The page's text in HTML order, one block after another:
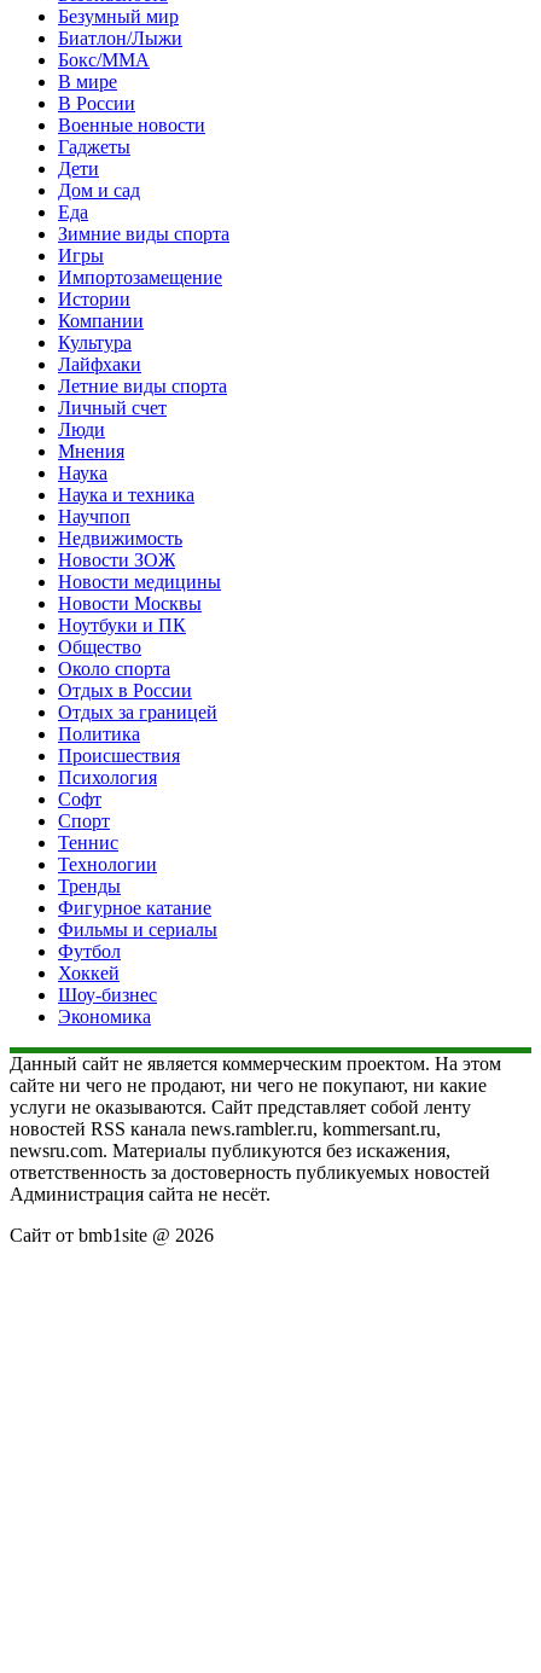
Безумный мир
Биатлон/Лыжи
Бокс/MMA
В мире
В России
Военные новости
Гаджеты
Дети
Дом и сад
Еда
Зимние виды спорта
Игры
Импортозамещение
Истории
Компании
Культура
Лайфхаки
Летние виды спорта
Личный счет
Люди
Мнения
Наука
Наука и техника
Научпоп
Недвижимость
Новости ЗОЖ
Новости медицины
Новости Москвы
Ноутбуки и ПК
Общество
Около спорта
Отдых в России
Отдых за границей
Политика
Происшествия
Психология
Софт
Спорт
Теннис
Технологии
Тренды
Фигурное катание
Фильмы и сериалы
Футбол
Хоккей
Шоу-бизнес
Экономика
Данный сайт не является коммерческим проектом. На этом
сайте ни чего не продают, ни чего не покупают, ни какие
услуги не оказываются. Сайт представляет собой ленту
новостей RSS канала news.rambler.ru, kommersant.ru,
newsru.com. Материалы публикуются без искажения,
ответственность за достоверность публикуемых новостей
Администрация сайта не несёт.
Сайт от bmb1site @ 2026